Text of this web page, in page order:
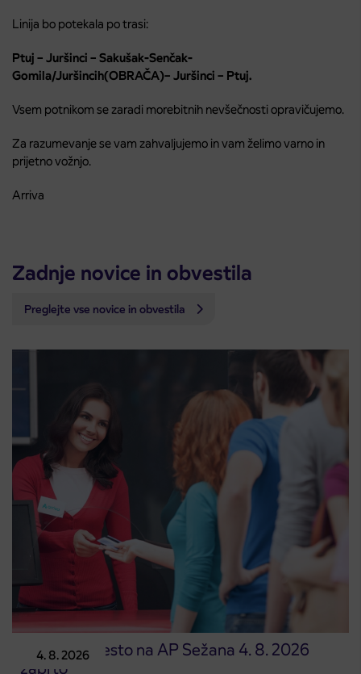
Linija bo potekala po trasi:
Ptuj – Juršinci – Sakušak-Senčak-
Gomila/Juršincih(OBRAČA)– Juršinci – Ptuj.
Vsem potnikom se zaradi morebitnih nevšečnosti opravičujemo.
Za razumevanje se vam zahvaljujemo in vam želimo varno in
prijetno vožnjo.
Arriva
Zadnje novice in obvestila
Preglejte vse novice in obvestila
4. 8. 2026
Prodajno mesto na AP Sežana 4. 8. 2026
zaprto